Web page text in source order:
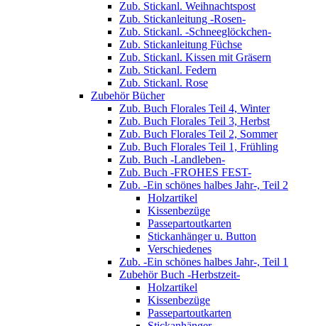
Zub. Stickanl. Weihnachtspost
Zub. Stickanleitung -Rosen-
Zub. Stickanl. -Schneeglöckchen-
Zub. Stickanleitung Füchse
Zub. Stickanl. Kissen mit Gräsern
Zub. Stickanl. Federn
Zub. Stickanl. Rose
Zubehör Bücher
Zub. Buch Florales Teil 4, Winter
Zub. Buch Florales Teil 3, Herbst
Zub. Buch Florales Teil 2, Sommer
Zub. Buch Florales Teil 1, Frühling
Zub. Buch -Landleben-
Zub. Buch -FROHES FEST-
Zub. -Ein schönes halbes Jahr-, Teil 2
Holzartikel
Kissenbezüge
Passepartoutkarten
Stickanhänger u. Button
Verschiedenes
Zub. -Ein schönes halbes Jahr-, Teil 1
Zubehör Buch -Herbstzeit-
Holzartikel
Kissenbezüge
Passepartoutkarten